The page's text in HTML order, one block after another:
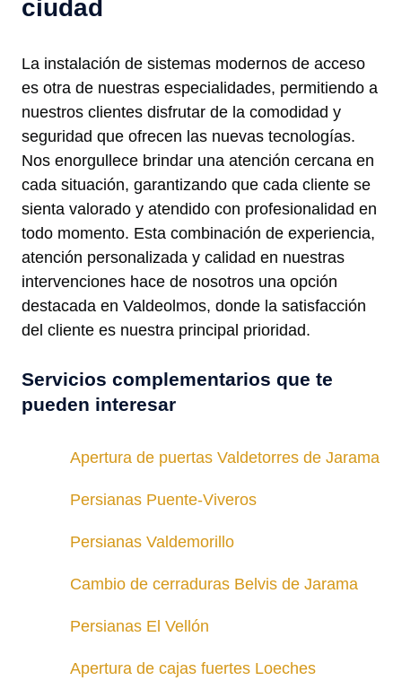
ciudad
La instalación de sistemas modernos de acceso
es otra de nuestras especialidades, permitiendo a
nuestros clientes disfrutar de la comodidad y
seguridad que ofrecen las nuevas tecnologías.
Nos enorgullece brindar una atención cercana en
cada situación, garantizando que cada cliente se
sienta valorado y atendido con profesionalidad en
todo momento. Esta combinación de experiencia,
atención personalizada y calidad en nuestras
intervenciones hace de nosotros una opción
destacada en Valdeolmos, donde la satisfacción
del cliente es nuestra principal prioridad.
Servicios complementarios que te
pueden interesar
Apertura de puertas Valdetorres de Jarama
Persianas Puente-Viveros
Persianas Valdemorillo
Cambio de cerraduras Belvis de Jarama
Persianas El Vellón
Apertura de cajas fuertes Loeches